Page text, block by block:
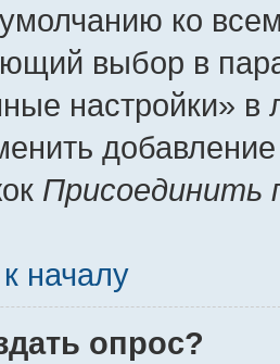
ко
выбор в
настройки»
Присоединить
началу
опрос?